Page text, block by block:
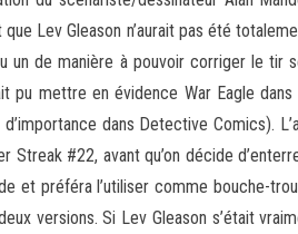
que Lev Gleason n’aurait pas été
un de manière à pouvoir corriger le tir
pu mettre en évidence War Eagle
d’importance dans Detective Comics).
Streak #22, avant qu’on décide
et préféra l’utiliser comme bouche-
versions. Si Lev Gleason s’était